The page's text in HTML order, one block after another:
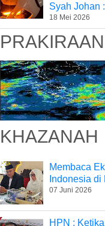
Syah Johan
18 Mei 2026
KHAZANAH
Membaca
Indonesia
07 Juni 2026
HPN :